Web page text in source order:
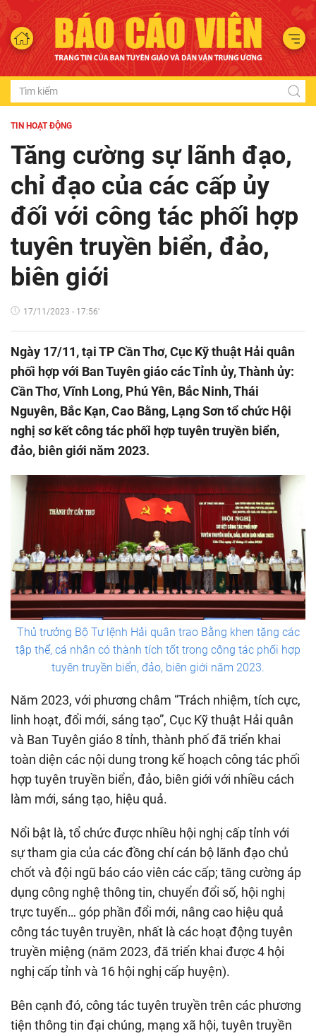
TIN HOẠT ĐỘNG
Tăng cường sự lãnh đạo,
chỉ đạo của các cấp ủy
đối với công tác phối hợp
tuyên truyền biển, đảo,
biên giới
17/11/2023 - 17:56'
Ngày 17/11, tại TP Cần Thơ, Cục Kỹ thuật Hải quân
phối hợp với Ban Tuyên giáo các Tỉnh ủy, Thành ủy:
Cần Thơ, Vĩnh Long, Phú Yên, Bắc Ninh, Thái
Nguyên, Bắc Kạn, Cao Bằng, Lạng Sơn tổ chức Hội
nghị sơ kết công tác phối hợp tuyên truyền biển,
đảo, biên giới năm 2023.
Thủ trưởng Bộ Tư lệnh Hải quân trao Bằng khen tặng các
tập thể, cá nhân có thành tích tốt trong công tác phối hợp
tuyên truyền biển, đảo, biên giới năm 2023.
Năm 2023, với phương châm “Trách nhiệm, tích cực,
linh hoạt, đổi mới, sáng tạo”, Cục Kỹ thuật Hải quân
và Ban Tuyên giáo 8 tỉnh, thành phố đã triển khai
toàn diện các nội dung trong kế hoạch công tác phối
hợp tuyên truyền biển, đảo, biên giới với nhiều cách
làm mới, sáng tạo, hiệu quả.
Nổi bật là, tổ chức được nhiều hội nghị cấp tỉnh với
sự tham gia của các đồng chí cán bộ lãnh đạo chủ
chốt và đội ngũ báo cáo viên các cấp; tăng cường áp
dụng công nghệ thông tin, chuyển đổi số, hội nghị
trực tuyến… góp phần đổi mới, nâng cao hiệu quả
công tác tuyên truyền, nhất là các hoạt động tuyên
truyền miệng (năm 2023, đã triển khai được 4 hội
nghị cấp tỉnh và 16 hội nghị cấp huyện).
Bên cạnh đó, công tác tuyên truyền trên các phương
tiện thông tin đại chúng, mạng xã hội, tuyên truyền